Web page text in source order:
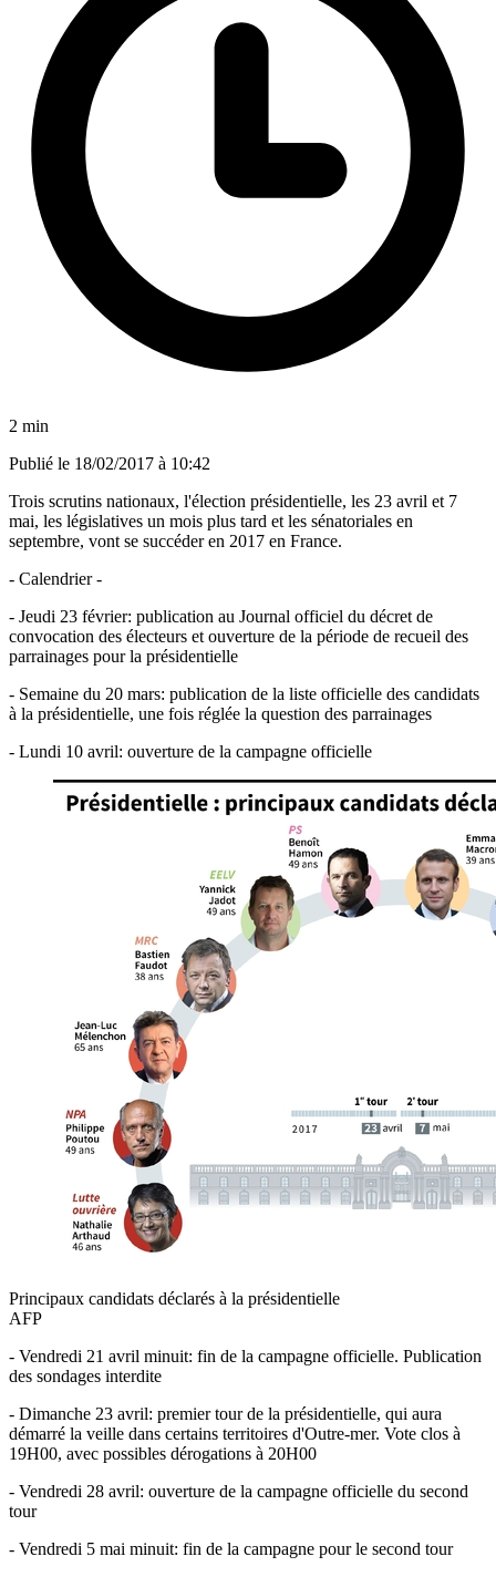
2 min
Publié le 18/02/2017 à 10:42
Trois scrutins nationaux, l'élection présidentielle, les 23 avril et 7
mai, les législatives un mois plus tard et les sénatoriales en
septembre, vont se succéder en 2017 en France.
- Calendrier -
- Jeudi 23 février: publication au Journal officiel du décret de
convocation des électeurs et ouverture de la période de recueil des
parrainages pour la présidentielle
- Semaine du 20 mars: publication de la liste officielle des candidats
à la présidentielle, une fois réglée la question des parrainages
- Lundi 10 avril: ouverture de la campagne officielle
Principaux candidats déclarés à la présidentielle
AFP
- Vendredi 21 avril minuit: fin de la campagne officielle. Publication
des sondages interdite
- Dimanche 23 avril: premier tour de la présidentielle, qui aura
démarré la veille dans certains territoires d'Outre-mer. Vote clos à
19H00, avec possibles dérogations à 20H00
- Vendredi 28 avril: ouverture de la campagne officielle du second
tour
- Vendredi 5 mai minuit: fin de la campagne pour le second tour